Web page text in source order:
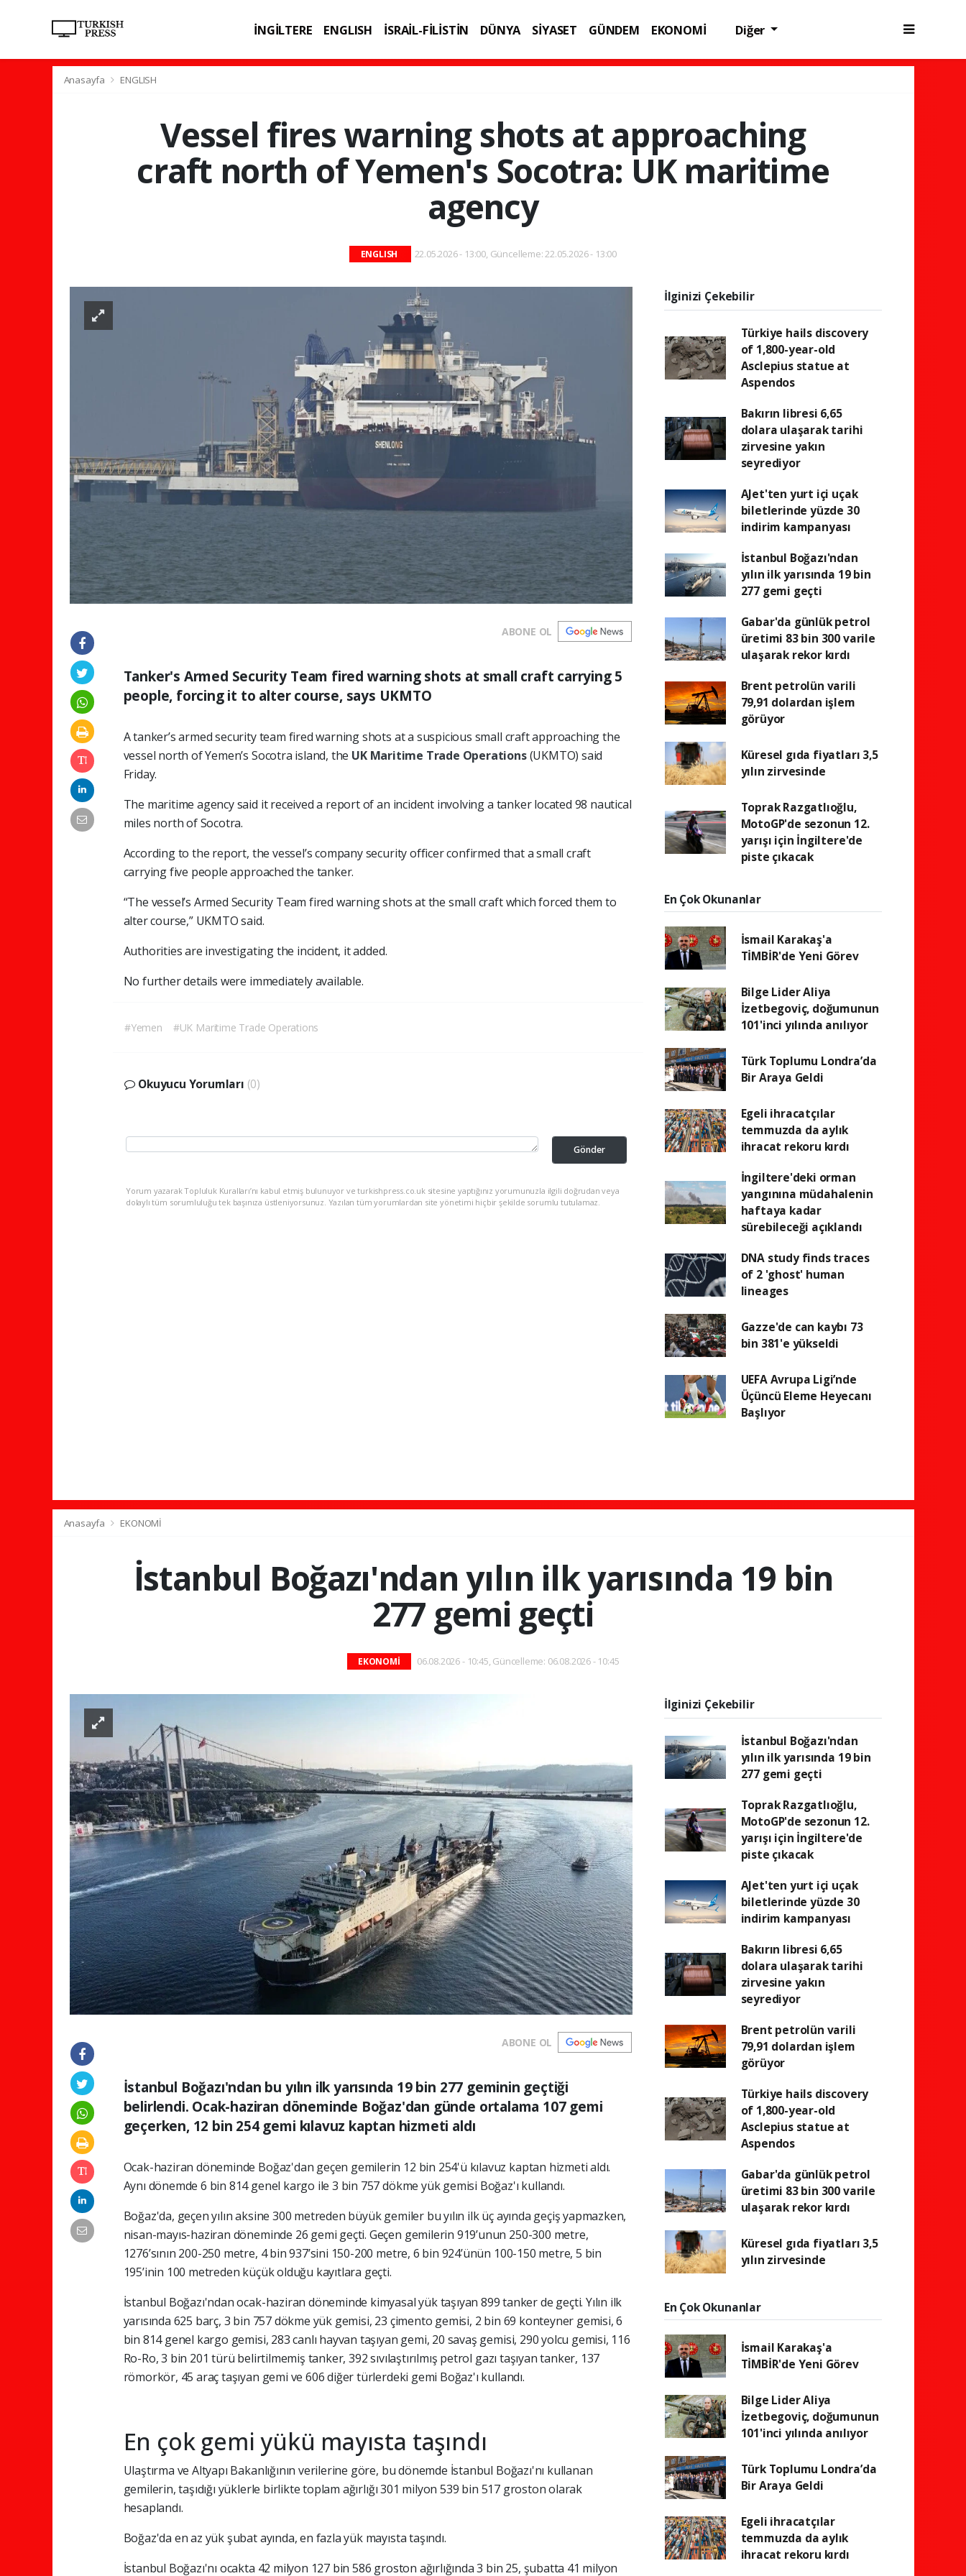
İNGİLTERE ENGLISH İSRAİL-FİLİSTİN DÜNYA SİYASET GÜNDEM
EKONOMİ
Diğer
Anasayfa ENGLISH
Vessel fires warning shots at approaching
craft north of Yemen's Socotra: UK maritime
agency
ENGLISH 22.05.2026 - 13:00, Güncelleme: 22.05.2026 - 13:00
ABONE OL
Tanker's Armed Security Team fired warning shots at small craft carrying 5
people, forcing it to alter course, says UKMTO
A tanker’s armed security team fired warning shots at a suspicious small craft approaching the
vessel north of Yemen’s Socotra island, the UK Maritime Trade Operations(UKMTO) said
Friday.
The maritime agency said it received a report of an incident involving a tanker located 98 nautical
miles north of Socotra.
According to the report, the vessel’s company security officer confirmed that a small craft
carrying five people approached the tanker.
“The vessel’s Armed Security Team fired warning shots at the small craft which forced them to
alter course,” UKMTO said.
Authorities are investigating the incident, it added.
No further details were immediately available.
#Yemen #UK Maritime Trade Operations
Okuyucu Yorumları (0)
Gönder
Yorum yazarak Topluluk Kuralları’nı kabul etmiş bulunuyor ve turkishpress.co.uk sitesine yaptığınız yorumunuzla ilgili doğrudan veya
dolaylı tüm sorumluluğu tek başınıza üstleniyorsunuz. Yazılan tüm yorumlardan site yönetimi hiçbir şekilde sorumlu tutulamaz.
İlginizi Çekebilir
Türkiye hails discovery
of 1,800-year-old
Asclepius statue at
Aspendos
Bakırın libresi 6,65
dolara ulaşarak tarihi
zirvesine yakın
seyrediyor
AJet'ten yurt içi uçak
biletlerinde yüzde 30
indirim kampanyası
İstanbul Boğazı'ndan
yılın ilk yarısında 19 bin
277 gemi geçti
Gabar'da günlük petrol
üretimi 83 bin 300 varile
ulaşarak rekor kırdı
Brent petrolün varili
79,91 dolardan işlem
görüyor
Küresel gıda fiyatları 3,5
yılın zirvesinde
Toprak Razgatlıoğlu,
MotoGP'de sezonun 12.
yarışı için İngiltere'de
piste çıkacak
En Çok Okunanlar
İsmail Karakaş'a
TİMBİR'de Yeni Görev
Bilge Lider Aliya
İzetbegoviç, doğumunun
101'inci yılında anılıyor
Türk Toplumu Londra’da
Bir Araya Geldi
Egeli ihracatçılar
temmuzda da aylık
ihracat rekoru kırdı
İngiltere'deki orman
yangınına müdahalenin
haftaya kadar
sürebileceği açıklandı
DNA study finds traces
of 2 'ghost' human
lineages
Gazze'de can kaybı 73
bin 381'e yükseldi
UEFA Avrupa Ligi’nde
Üçüncü Eleme Heyecanı
Başlıyor
Anasayfa EKONOMİ
İstanbul Boğazı'ndan yılın ilk yarısında 19 bin
277 gemi geçti
EKONOMİ 06.08.2026 - 10:45, Güncelleme: 06.08.2026 - 10:45
ABONE OL
İstanbul Boğazı'ndan bu yılın ilk yarısında 19 bin 277 geminin geçtiği
belirlendi. Ocak-haziran döneminde Boğaz'dan günde ortalama 107 gemi
geçerken, 12 bin 254 gemi kılavuz kaptan hizmeti aldı
Ocak-haziran döneminde Boğaz'dan geçen gemilerin 12 bin 254'ü kılavuz kaptan hizmeti aldı.
Aynı dönemde 6 bin 814 genel kargo ile 3 bin 757 dökme yük gemisi Boğaz'ı kullandı.
Boğaz'da, geçen yılın aksine 300 metreden büyük gemiler bu yılın ilk üç ayında geçiş yapmazken,
nisan-mayıs-haziran döneminde 26 gemi geçti. Geçen gemilerin 919’unun 250-300 metre,
1276’sının 200-250 metre, 4 bin 937’sini 150-200 metre, 6 bin 924’ünün 100-150 metre, 5 bin
195’inin 100 metreden küçük olduğu kayıtlara geçti.
İstanbul Boğazı'ndan ocak-haziran döneminde kimyasal yük taşıyan 899 tanker de geçti. Yılın ilk
yarısında 625 barç, 3 bin 757 dökme yük gemisi, 23 çimento gemisi, 2 bin 69 konteyner gemisi, 6
bin 814 genel kargo gemisi, 283 canlı hayvan taşıyan gemi, 20 savaş gemisi, 290 yolcu gemisi, 116
Ro-Ro, 3 bin 201 türü belirtilmemiş tanker, 392 sıvılaştırılmış petrol gazı taşıyan tanker, 137
römorkör, 45 araç taşıyan gemi ve 606 diğer türlerdeki gemi Boğaz'ı kullandı.
En çok gemi yükü mayısta taşındı
Ulaştırma ve Altyapı Bakanlığının verilerine göre, bu dönemde İstanbul Boğazı'nı kullanan
gemilerin, taşıdığı yüklerle birlikte toplam ağırlığı 301 milyon 539 bin 517 groston olarak
hesaplandı.
Boğaz'da en az yük şubat ayında, en fazla yük mayısta taşındı.
İstanbul Boğazı'nı ocakta 42 milyon 127 bin 586 groston ağırlığında 3 bin 25, şubatta 41 milyon
İlginizi Çekebilir
İstanbul Boğazı'ndan
yılın ilk yarısında 19 bin
277 gemi geçti
Toprak Razgatlıoğlu,
MotoGP'de sezonun 12.
yarışı için İngiltere'de
piste çıkacak
AJet'ten yurt içi uçak
biletlerinde yüzde 30
indirim kampanyası
Bakırın libresi 6,65
dolara ulaşarak tarihi
zirvesine yakın
seyrediyor
Brent petrolün varili
79,91 dolardan işlem
görüyor
Türkiye hails discovery
of 1,800-year-old
Asclepius statue at
Aspendos
Gabar'da günlük petrol
üretimi 83 bin 300 varile
ulaşarak rekor kırdı
Küresel gıda fiyatları 3,5
yılın zirvesinde
En Çok Okunanlar
İsmail Karakaş'a
TİMBİR'de Yeni Görev
Bilge Lider Aliya
İzetbegoviç, doğumunun
101'inci yılında anılıyor
Türk Toplumu Londra’da
Bir Araya Geldi
Egeli ihracatçılar
temmuzda da aylık
ihracat rekoru kırdı